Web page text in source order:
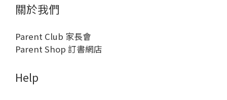
關於我們
Parent Club 家長會
Parent Shop 訂書網店
Help